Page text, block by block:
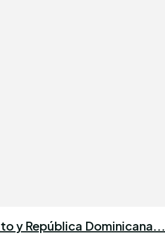
y República Dominicana...